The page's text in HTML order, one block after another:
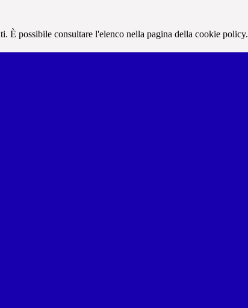
È possibile consultare l'elenco nella pagina della cookie policy.